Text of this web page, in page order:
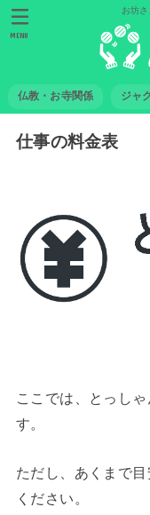
お坊
仏教・お寺関係 ジャ
MENU
仕事の料金表
ここでは、とっし
す。
ただし、あくまで
ください。